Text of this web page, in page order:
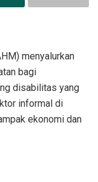
menyalurkan
bagi
disabilitas yang
informal di
ekonomi dan